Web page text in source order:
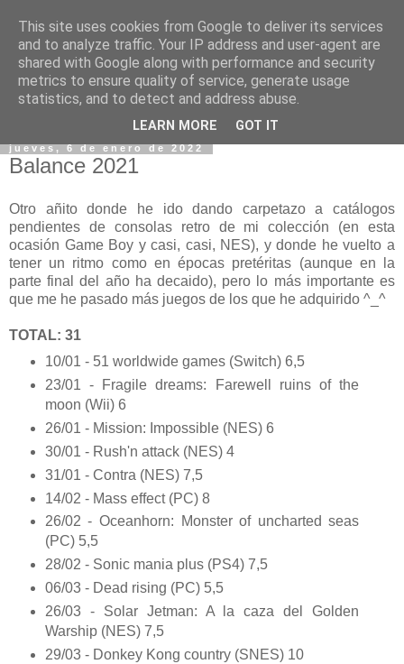
jueves, 6 de enero de 2022
Balance 2021
Otro añito donde he ido dando carpetazo a catálogos
pendientes de consolas retro de mi colección (en esta
ocasión Game Boy y casi, casi, NES), y donde he vuelto a
tener un ritmo como en épocas pretéritas (aunque en la
parte final del año ha decaido), pero lo más importante es
que me he pasado más juegos de los que he adquirido ^_^
TOTAL: 31
10/01 - 51 worldwide games (Switch) 6,5
23/01 - Fragile dreams: Farewell ruins of the
moon (Wii) 6
26/01 - Mission: Impossible (NES) 6
30/01 - Rush'n attack (NES) 4
31/01 - Contra (NES) 7,5
14/02 - Mass effect (PC) 8
26/02 - Oceanhorn: Monster of uncharted seas
(PC) 5,5
28/02 - Sonic mania plus (PS4) 7,5
06/03 - Dead rising (PC) 5,5
26/03 - Solar Jetman: A la caza del Golden
Warship (NES) 7,5
29/03 - Donkey Kong country (SNES) 10
This site uses cookies from Google to deliver its services
and to analyze traffic. Your IP address and user-agent are
shared with Google along with performance and security
metrics to ensure quality of service, generate usage
statistics, and to detect and address abuse.
LEARN MORE GOT IT